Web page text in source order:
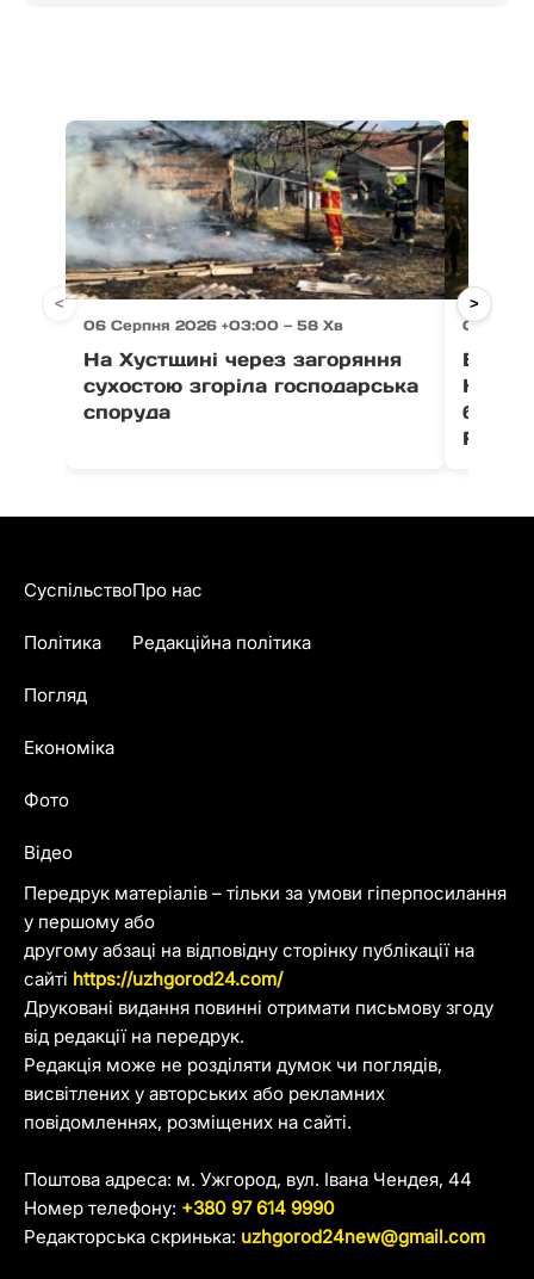
06 Серпня 2026 +03:00 — 58 Хв
На Хустщині через загоряння
сухостою згоріла господарська
споруда
06
В
Fest
< >
Передрук матеріалів – тільки за умови гіперпосилання
у першому або
другому абзаці на відповідну сторінку публікації на
сайті https://uzhgorod24.com/
Друковані видання повинні отримати письмову згоду
від редакції на передрук.
Редакція може не розділяти думок чи поглядів,
висвітлених у авторських або рекламних
повідомленнях, розміщених на сайті.
Поштова адреса: м. Ужгород, вул. Івана Чендея, 44
Номер телефону: +380 97 614 9990
Редакторська скринька: uzhgorod24new@gmail.com
Суспільство
Політика
Погляд
Економіка
Фото
Відео
Про нас
Редакційна політика